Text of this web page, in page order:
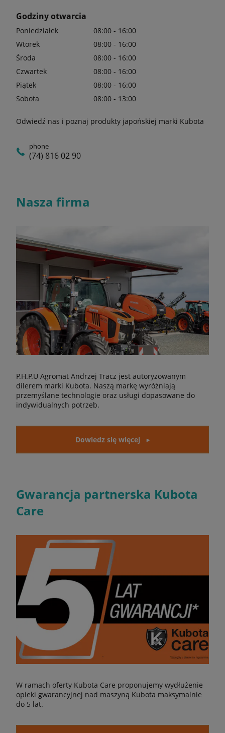
Godziny otwarcia
Poniedziałek
08:00 - 16:00
Wtorek
08:00 - 16:00
Środa
08:00 - 16:00
Czwartek
08:00 - 16:00
Piątek
08:00 - 16:00
Sobota
08:00 - 13:00
Odwiedź nas i poznaj produkty japońskiej marki Kubota
phone
(74) 816 02 90
Nasza firma
P.H.P.U Agromat Andrzej Tracz jest autoryzowanym
dilerem marki Kubota. Naszą markę wyróżniają
przemyślane technologie oraz usługi dopasowane do
indywidualnych potrzeb.
Dowiedz się więcej
Gwarancja partnerska Kubota
Care
W ramach oferty Kubota Care proponujemy wydłużenie
opieki gwarancyjnej nad maszyną Kubota maksymalnie
do 5 lat.